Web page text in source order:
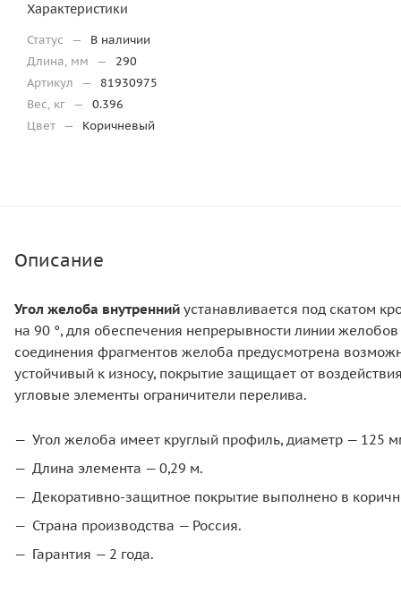
Характеристики
Статус —
В наличии
Длина, мм
—
290
Артикул
—
81930975
Вес, кг —
0.396
Цвет — Коричневый
Описание
Угол желоба внутренний устанавливается под скатом
на 90 °, для обеспечения непрерывности линии
соединения фрагментов желоба предусмотрена
устойчивый к износу, покрытие защищает от
угловые элементы ограничители перелива.
Угол желоба имеет круглый профиль, диаметр — 125
Длина элемента — 0,29 м.
Декоративно-защитное покрытие выполнено в
Страна производства — Россия.
Гарантия — 2 года.